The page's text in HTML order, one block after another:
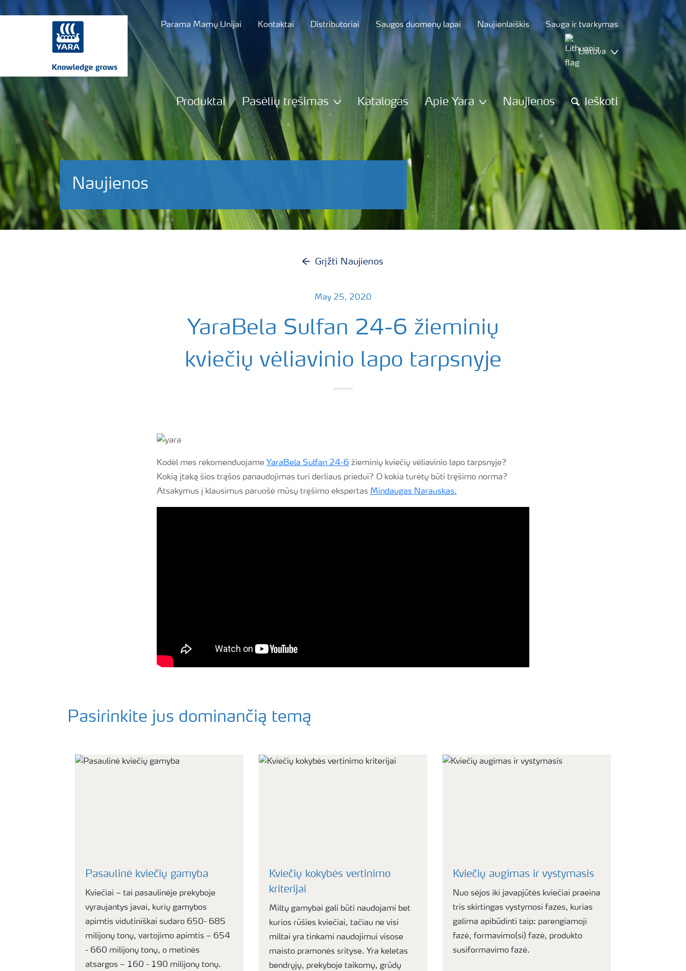
Parama Mamų Unijai Kontaktai Distributoriai Saugos duomenų lapai Naujienlaiškis Sauga ir tvarkymas
Lietuva
Produktai Pasėlių tręšimas Katalogas Apie Yara Naujienos Ieškoti
Naujienos
Grįžti Naujienos
May 25, 2020
YaraBela Sulfan 24-6 žieminių
kviečių vėliavinio lapo tarpsnyje
Kodėl mes rekomenduojame YaraBela Sulfan 24-6 žieminių kviečių vėliavinio lapo tarpsnyje?
Kokią įtaką šios trąšos panaudojimas turi derliaus priedui? O kokia turėtų būti tręšimo norma?
Atsakymus į klausimus paruošė mūsų tręšimo ekspertas Mindaugas Narauskas.
Pasirinkite jus dominančią temą
Pasaulinė kviečių gamyba
Kviečiai – tai pasaulinėje prekyboje
vyraujantys javai, kurių gamybos
apimtis vidutiniškai sudaro 650- 685
milijonų tonų, vartojimo apimtis – 654
- 660 milijonų tonų, o metinės
atsargos – 160 - 190 milijonų tonų.
Kviečių kokybės vertinimo
kriterijai
Miltų gamybai gali būti naudojami bet
kurios rūšies kviečiai, tačiau ne visi
miltai yra tinkami naudojimui visose
maisto pramonės srityse. Yra keletas
bendrųjų, prekyboje taikomų, grūdų
Kviečių augimas ir vystymasis
Nuo sėjos iki javapjūtės kviečiai praeina
tris skirtingas vystymosi fazes, kurias
galima apibūdinti taip: parengiamoji
fazė, formavimo(si) fazė, produkto
susiformavimo fazė.